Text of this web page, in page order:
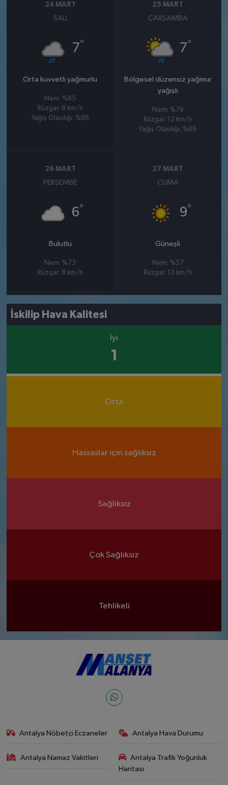
24 MART
SALI
7°
Orta kuvvetli yağmurlu
Nem: %85
Rüzgar: 8 km/h
Yağış Olasılığı: %88
25 MART
ÇARŞAMBA
7°
Bölgesel düzensiz yağmur
yağışlı
Nem: %79
Rüzgar: 12 km/h
Yağış Olasılığı: %89
26 MART
PERŞEMBE
6°
Bulutlu
Nem: %73
Rüzgar: 8 km/h
27 MART
CUMA
9°
Güneşli
Nem: %57
Rüzgar: 13 km/h
İskilip Hava Kalitesi
İyi
1
Orta
Hassaslar için sağlıksız
Sağlıksız
Çok Sağlıksız
Tehlikeli
Antalya Nöbetçi Eczaneler Antalya Hava Durumu
Antalya Namaz Vakitleri
Antalya Trafik Yoğunluk
Haritası